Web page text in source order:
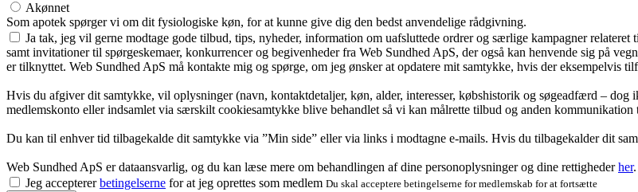
Akønnet
Som apotek spørger vi om dit fysiologiske køn, for at kunne give dig den bedst anvendelige rådgivning.
Ja tak, jeg vil gerne modtage gode tilbud, tips, nyheder, information om uafsluttede ordrer og særlige kampagner
samt invitationer til spørgeskemaer, konkurrencer og begivenheder fra Web Sundhed ApS, der også kan henvende sig på
er tilknyttet. Web Sundhed ApS må kontakte mig og spørge, om jeg ønsker at opdatere mit samtykke, hvis der eksempelvis
Hvis du afgiver dit samtykke, vil oplysninger (navn, kontaktdetaljer, køn, alder, interesser, købshistorik og søgeadfærd –
medlemskonto eller indsamlet via særskilt cookiesamtykke blive behandlet så vi kan målrette tilbud og anden kommunikation
Du kan til enhver tid tilbagekalde dit samtykke via ”Min side” eller via links i modtagne e-mails. Hvis du tilbagekalder dit
Web Sundhed ApS er dataansvarlig, og du kan læse mere om behandlingen af dine personoplysninger og dine rettighederher.
Jeg acceptererbetingelserne for at jeg oprettes som medlem Du skal acceptere betingelserne for medlemskab for at fortsætte